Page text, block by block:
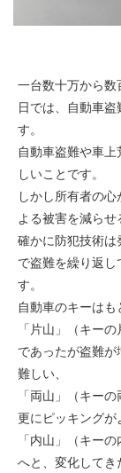
一台数十万から数
日では、自動車
す。
自動車盗難や車
しいことです。
しかし所有者の
よる被害を減らせ
確かに防犯技術は
で盗難を繰り返
す。
自動車のキーはも
「片山」（キー
であったが盗難
難しい、
「両山」（キー
更にピッキングが
「内山」（キー
へと、変化してき